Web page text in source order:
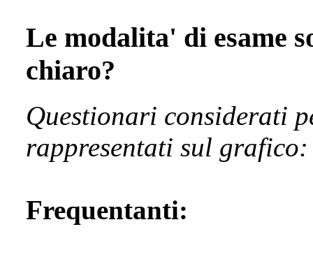
Le modalita' di esame
chiaro?
Questionari considerati
rappresentati sul
Frequentanti: